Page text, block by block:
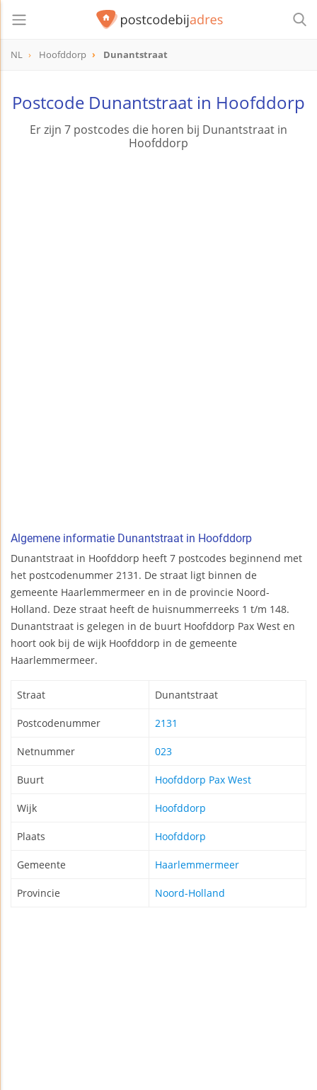
NL Hoofddorp Dunantstraat
Postcode Dunantstraat in Hoofddorp
Er zijn 7 postcodes die horen bij Dunantstraat in
Hoofddorp
Algemene informatie Dunantstraat in Hoofddorp
Dunantstraat in Hoofddorp heeft 7 postcodes beginnend met
het postcodenummer 2131. De straat ligt binnen de
gemeente Haarlemmermeer en in de provincie Noord-
Holland. Deze straat heeft de huisnummerreeks 1 t/m 148.
Dunantstraat is gelegen in de buurt Hoofddorp Pax West en
hoort ook bij de wijk Hoofddorp in de gemeente
Haarlemmermeer.
Straat Dunantstraat
Postcodenummer 2131
Netnummer 023
Buurt Hoofddorp Pax West
Wijk Hoofddorp
Plaats Hoofddorp
Gemeente Haarlemmermeer
Provincie Noord-Holland